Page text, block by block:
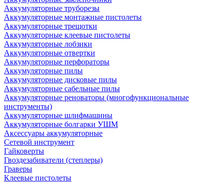
Аккумуляторные труборезы
Аккумуляторные монтажные пистолеты
Аккумуляторные трещотки
Аккумуляторные клеевые пистолеты
Аккумуляторные лобзики
Аккумуляторные отвертки
Аккумуляторные перфораторы
Аккумуляторные пилы
Аккумуляторные дисковые пилы
Аккумуляторные сабельные пилы
Аккумуляторные реноваторы (многофункциональные
инструменты)
Аккумуляторные шлифмашины
Аккумуляторные болгарки УШМ
Аксессуары аккумуляторные
Сетевой инструмент
Гайковерты
Гвоздезабиватели (степлеры)
Граверы
Клеевые пистолеты